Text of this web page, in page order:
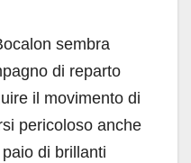
sembra
di reparto
il movimento di
pericoloso anche
di brillanti